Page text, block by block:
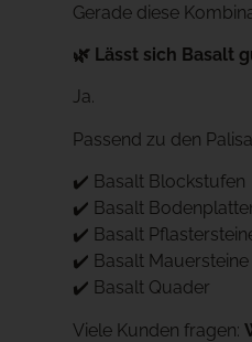
Gerade diese
🌿 Lässt sich Basalt
Ja.
Passend zu den
✔️ Basalt Blockstufen
✔️ Basalt
✔️ Basalt
✔️ Basalt Mauersteine
✔️ Basalt Quader
Viele Kunden fragen: